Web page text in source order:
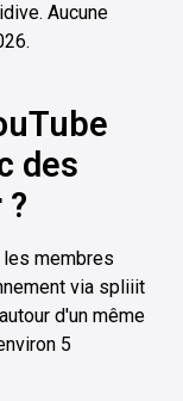
Aucune
des
membres
via spliiit
d'un même
5